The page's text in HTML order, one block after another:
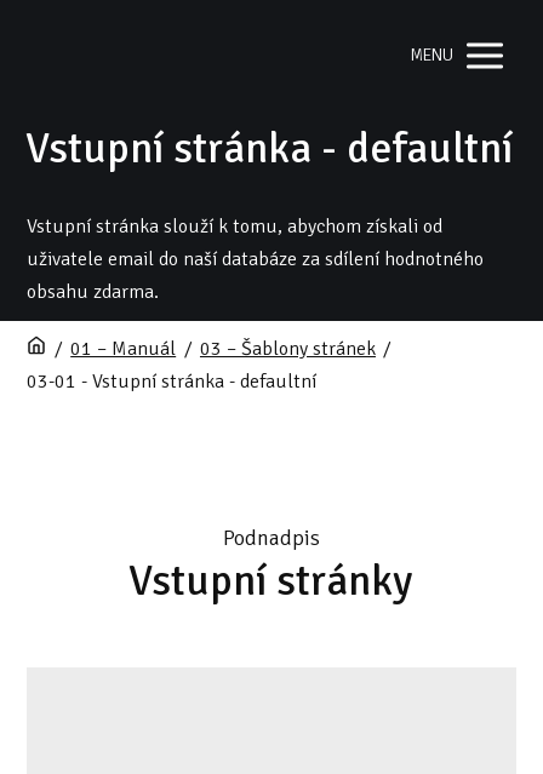
MENU
Vstupní stránka - defaultní
Vstupní stránka slouží k tomu, abychom získali od
uživatele email do naší databáze za sdílení hodnotného
obsahu zdarma.
/ 01 – Manuál / 03 – Šablony stránek /
03-01 - Vstupní stránka - defaultní
Podnadpis
Vstupní stránky